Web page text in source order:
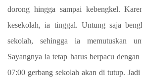
dorong hingga sampai kebengkel.
kesekolah, ia tinggal. Untung saja
sekolah, sehingga ia memutuskan
Sayangnya ia tetap harus berpacu
07:00 gerbang sekolah akan di tutup.